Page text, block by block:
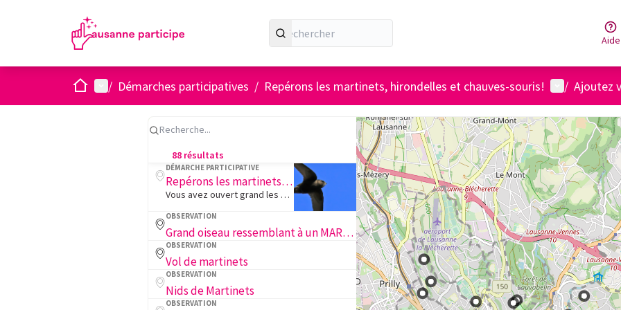
Aide
AccueilMenu principal
/ Démarches participatives / Repérons les martinets, hirondelles et chauves-souris! Menu
/ Ajoutez
88 résultats
DÉMARCHE PARTICIPATIVE
Repérons les martinets, hirondelles et chauves-souris!
Vous avez ouvert grand les yeux et repéré des nombreux martinets, hirondelles et chauves-souris sur les bâtiments de votre quartier!
OBSERVATION
Grand oiseau ressemblant à un MARTINET
OBSERVATION
Vol de martinets
OBSERVATION
Nids de Martinets
OBSERVATION